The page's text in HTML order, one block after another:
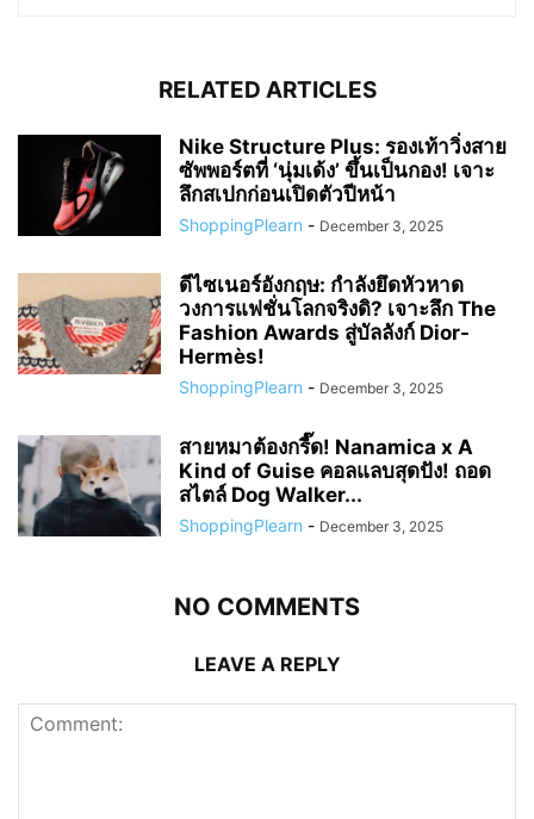
RELATED ARTICLES
Nike Structure Plus: รองเท้าวิ่งสาย
ซัพพอร์ตที่ ‘นุ่มเด้ง’ ขึ้นเป็นกอง! เจาะ
ลึกสเปกก่อนเปิดตัวปีหน้า
ShoppingPlearn - December 3, 2025
ดีไซเนอร์อังกฤษ: กำลังยึดหัวหาด
วงการแฟชั่นโลกจริงดิ? เจาะลึก The
Fashion Awards สู่บัลลังก์ Dior-
Hermès!
ShoppingPlearn - December 3, 2025
สายหมาต้องกรี๊ด! Nanamica x A
Kind of Guise คอลแลบสุดปัง! ถอด
สไตล์ Dog Walker...
ShoppingPlearn - December 3, 2025
NO COMMENTS
LEAVE A REPLY